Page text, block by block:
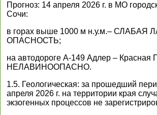
Прогноз: 14 апреля 2026 г. в МО
Сочи:
в горах выше 1000 м н.у.м.– СЛАБАЯ
ОПАСНОСТЬ;
на автодороге А-149 Адлер – Красная
НЕЛАВИНООПАСНО.
1.5. Геологическая: за прошедший
апреля 2026 г. на территории края
экзогенных процессов не